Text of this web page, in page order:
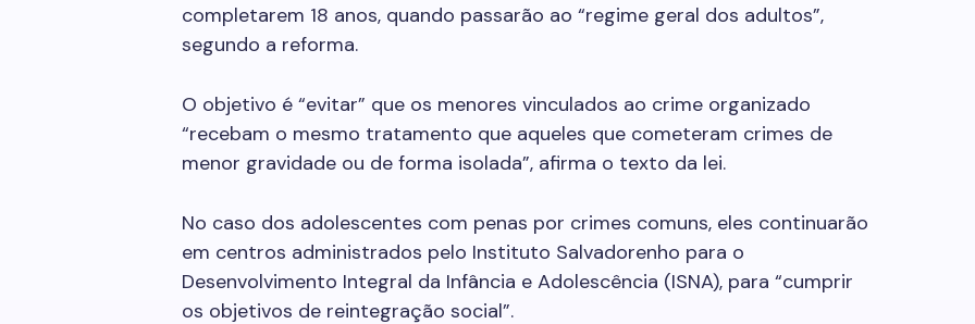
completarem 18 anos, quando passarão ao “regime geral dos adultos”,
segundo a reforma.
O objetivo é “evitar” que os menores vinculados ao crime organizado
“recebam o mesmo tratamento que aqueles que cometeram crimes de
menor gravidade ou de forma isolada”, afirma o texto da lei.
No caso dos adolescentes com penas por crimes comuns, eles continuarão
em centros administrados pelo Instituto Salvadorenho para o
Desenvolvimento Integral da Infância e Adolescência (ISNA), para “cumprir
os objetivos de reintegração social”.